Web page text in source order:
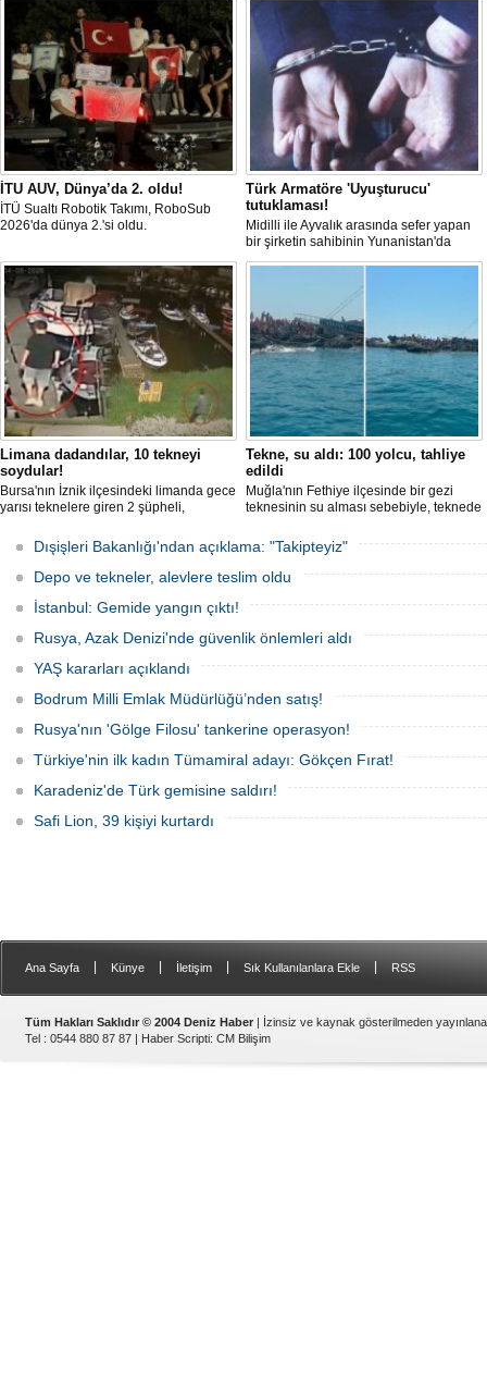
İTU AUV, Dünya’da 2. oldu!
İTÜ Sualtı Robotik Takımı, RoboSub
2026'da dünya 2.'si oldu.
Türk Armatöre 'Uyuşturucu'
tutuklaması!
Midilli ile Ayvalık arasında sefer yapan
bir şirketin sahibinin Yunanistan'da
tutuklandığı bildirildi.
Limana dadandılar, 10 tekneyi
soydular!
Bursa'nın İznik ilçesindeki limanda gece
yarısı teknelere giren 2 şüpheli,
çaldı. Olay, güvenlik kameralarına
yansıdı, tekne sahiplerinin ihbarıyla
jandarma inceleme başlattı.
Tekne, su aldı: 100 yolcu, tahliye
edildi
Muğla'nın Fethiye ilçesinde bir gezi
teknesinin su alması sebebiyle, teknede
teknenin batmaması için bölgede
kurtarma çalışması başlatıldı.
Dışişleri Bakanlığı'ndan açıklama: "Takipteyiz"
Depo ve tekneler, alevlere teslim oldu
İstanbul: Gemide yangın çıktı!
Rusya, Azak Denizi'nde güvenlik önlemleri aldı
YAŞ kararları açıklandı
Bodrum Milli Emlak Müdürlüğü’nden satış!
Rusya'nın 'Gölge Filosu' tankerine operasyon!
Türkiye'nin ilk kadın Tümamiral adayı: Gökçen Fırat!
Karadeniz'de Türk gemisine saldırı!
Safi Lion, 39 kişiyi kurtardı
Fransız Meridiam,
ihalesine hazırlanıyor
Bloomberg'in haberine
altyapı yatırım şirketi
Temmuz Şehitler
Sultan Mehmet
Varlık Fonu’ndan
açıklaması
dönem başlarken, Türkiye
satış ya da imtiyaz devri
yerli ve milli Alport’a
listesinden
Ana Sayfa Künye İletişim Sık Kullanılanlara Ekle RSS
Tüm Hakları Saklıdır © 2004 Deniz Haber | İzinsiz ve kaynak gösterilmeden
Tel : 0544 880 87 87 | Haber Scripti: CM Bilişim